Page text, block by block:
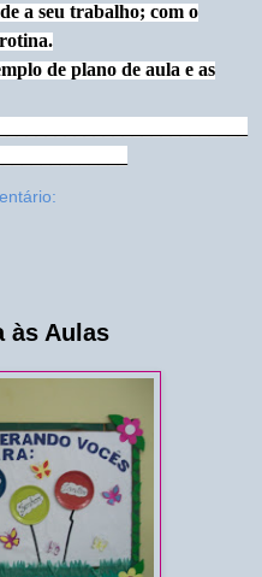
a seu trabalho; com o
de plano de aula e as
às Aulas